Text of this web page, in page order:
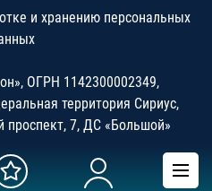
и хранению персональных
ОГРН 1142300002349,
территория Сириус,
проспект, 7, ДС «Большой»